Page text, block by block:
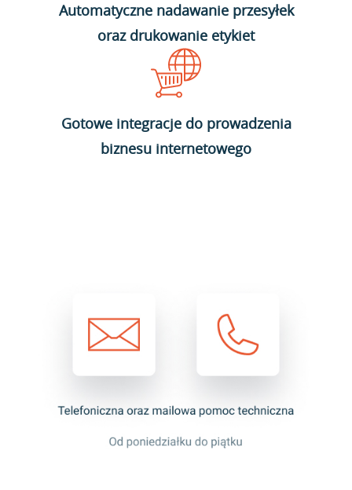
Automatyczne nadawanie przesyłek
oraz drukowanie etykiet
Gotowe integracje do prowadzenia
biznesu internetowego